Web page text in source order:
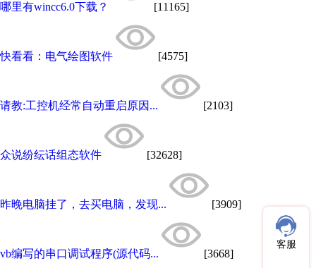
哪里有wincc6.0下载？ [11165]
快看看：电气绘图软件 [4575]
请教:工控机经常自动重启原因... [2103]
众说纷纭话组态软件 [32628]
昨晚电脑挂了，去买电脑，发现... [3909]
vb编写的串口调试程序(源代码... [3668]
客服